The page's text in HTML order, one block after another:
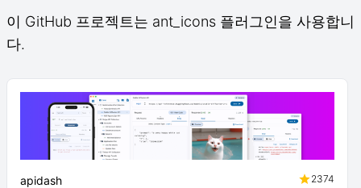
이 GitHub 프로젝트는 ant_icons 플러그인을 사용합니
다.
apidash
2374